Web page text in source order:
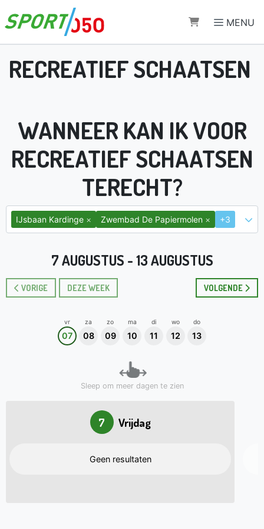
Direct naar de inhoud van de pagina
MENU
RECREATIEF SCHAATSEN
WANNEER KAN IK VOOR
RECREATIEF SCHAATSEN
TERECHT?
IJsbaan Kardinge × Zwembad De Papiermolen × +3
7 AUGUSTUS - 13 AUGUSTUS
VORIGE DEZE WEEK VOLGENDE
vr
07
za
08
zo
09
ma
10
di
11
wo
12
do
13
Sleep om meer dagen te zien
7 Vrijdag
Geen resultaten